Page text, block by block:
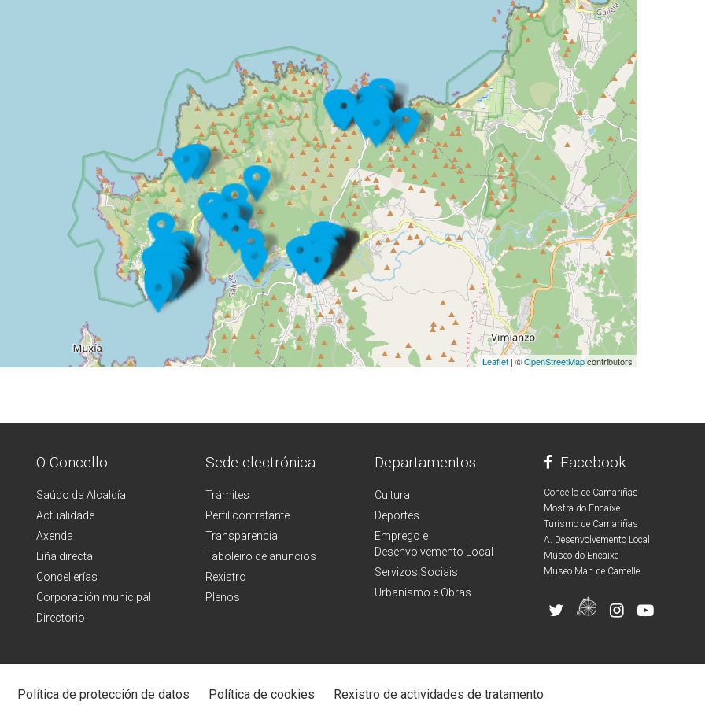
Leaflet | ©OpenStreetMapcontributors
O Concello
Saúdo da Alcaldía
Actualidade
Axenda
Liña directa
Concellerías
Corporación municipal
Directorio
Sede electrónica
Trámites
Perfil contratante
Transparencia
Taboleiro de anuncios
Rexistro
Plenos
Departamentos
Cultura
Deportes
Emprego e
Desenvolvemento Local
Servizos Sociais
Urbanismo e Obras
Facebook
Concello de Camariñas
Mostra do Encaixe
Turismo de Camariñas
A. Desenvolvemento Local
Museo do Encaixe
Museo Man de Camelle
Política de protección de datos Política de cookies Rexistro de actividades de tratamento